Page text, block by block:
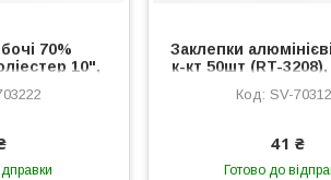
70%
10",
(SP-0131),
Заклепки
к-кт 50шт (RT-
SV-
41 ₴
Готово до